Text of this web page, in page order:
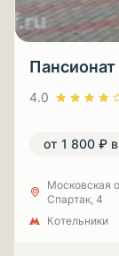
4.0
от 1 800 ₽
Московская
Спартак, 4
Котельники